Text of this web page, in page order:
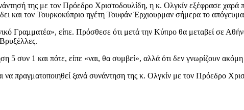
της με τον Πρόεδρο Χριστοδουλίδη, η κ. Ολγκίν εξέφρασε
και τον Τουρκοκύπριο ηγέτη Τουφάν Έρχιουρμαν σήμερα το
Γραμματέα», είπε. Πρόσθεσε ότι μετά την Κύπρο θα μεταβεί σε
5 συν 1 και πότε, είπε «ναι, θα συμβεί», αλλά ότι δεν γνωρίζουν
να πραγματοποιηθεί ξανά συνάντηση της κ. Ολγκίν με τον Πρόεδρο